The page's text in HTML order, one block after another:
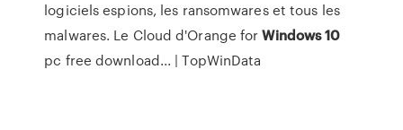
logiciels espions, les ransomwares et tous les
malwares. Le Cloud d'Orange forWindows10
pc free download... | TopWinData